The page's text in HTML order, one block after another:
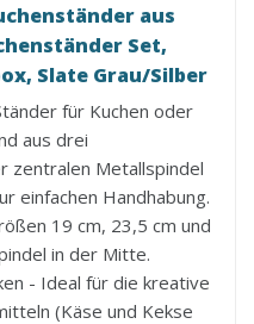
aus
Set,
Slate Grau/Silber
für Kuchen oder
aus drei
zentralen Metallspindel
einfachen Handhabung.
19 cm, 23,5 cm und
in der Mitte.
- Ideal für die kreative
(Käse und Kekse